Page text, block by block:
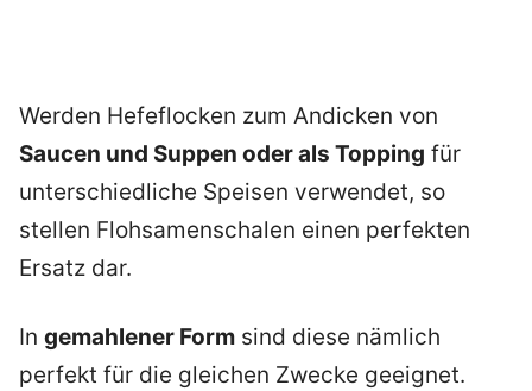
Werden Hefeflocken zum Andicken von
Saucen und Suppen oder als Topping für
unterschiedliche Speisen verwendet, so
stellen Flohsamenschalen einen perfekten
Ersatz dar.
In gemahlener Form sind diese nämlich
perfekt für die gleichen Zwecke geeignet.